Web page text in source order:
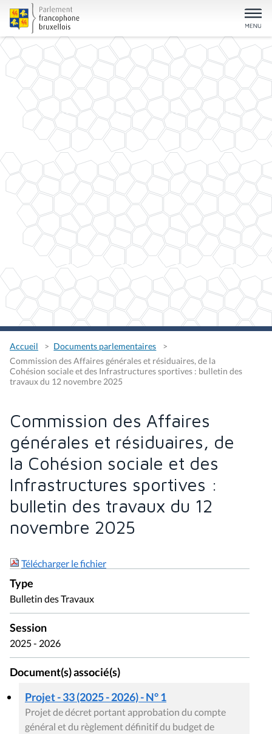
Accueil
Documents parlementaires
Commission des Affaires générales et résiduaires, de la
Cohésion sociale et des Infrastructures sportives : bulletin des
travaux du 12 novembre 2025
Commission des Affaires
générales et résiduaires, de
la Cohésion sociale et des
Infrastructures sportives :
bulletin des travaux du 12
novembre 2025
Télécharger le fichier
Type
Bulletin des Travaux
Session
2025 - 2026
Document(s) associé(s)
Projet - 33 (2025 - 2026) - N° 1
Projet de décret portant approbation du compte
général et du règlement définitif du budget de